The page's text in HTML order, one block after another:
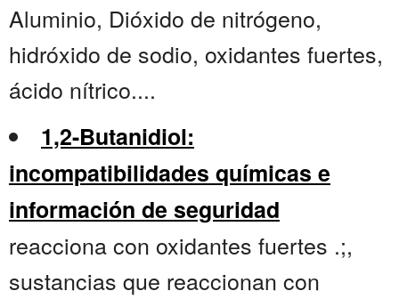
Aluminio, Dióxido de nitrógeno,
hidróxido de sodio, oxidantes fuertes,
ácido nítrico....
1,2-Butanidiol:
incompatibilidades químicas e
información de seguridad
reacciona con oxidantes fuertes .;,
sustancias que reaccionan con